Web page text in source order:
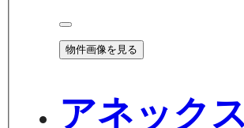
物件画像を見る
アネック